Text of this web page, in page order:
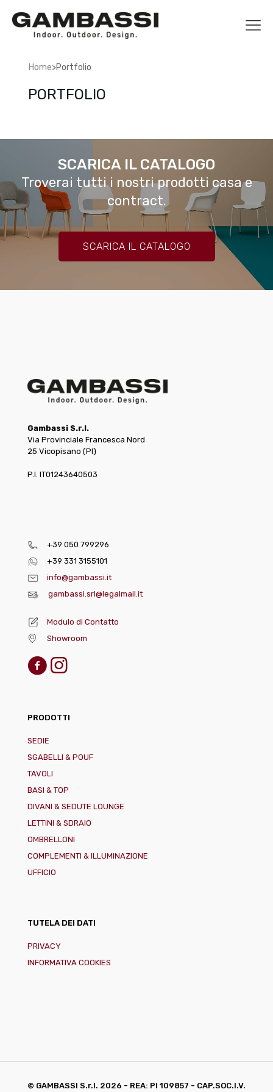
Home>Portfolio
PORTFOLIO
SCARICA IL CATALOGO
Troverai tutti i nostri prodotti casa e
contract.
SCARICA IL CATALOGO
Gambassi S.r.l.
Via Provinciale Francesca Nord
25 Vicopisano (PI)
P.I. IT01243640503
+39 050 799296
+39 331 3155101
info@gambassi.it
gambassi.srl@legalmail.it
Modulo di Contatto
Showroom
PRODOTTI
SEDIE
SGABELLI & POUF
TAVOLI
BASI & TOP
DIVANI & SEDUTE LOUNGE
LETTINI & SDRAIO
OMBRELLONI
COMPLEMENTI & ILLUMINAZIONE
UFFICIO
TUTELA DEI DATI
PRIVACY
INFORMATIVA COOKIES
© GAMBASSI S.r.l. 2026 - REA: PI 109857 - CAP.SOC.I.V.